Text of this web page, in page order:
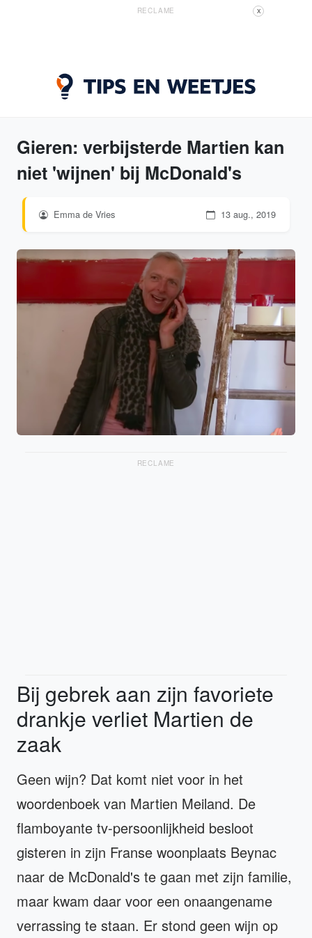
RECLAME X
Gieren: verbijsterde Martien kan
niet 'wijnen' bij McDonald's
Emma de Vries 13 aug., 2019
RECLAME
Bij gebrek aan zijn favoriete
drankje verliet Martien de
zaak
Geen wijn? Dat komt niet voor in het
woordenboek van Martien Meiland. De
flamboyante tv-persoonlijkheid besloot
gisteren in zijn Franse woonplaats Beynac
naar de McDonald's te gaan met zijn familie,
maar kwam daar voor een onaangename
verrassing te staan. Er stond geen wijn op